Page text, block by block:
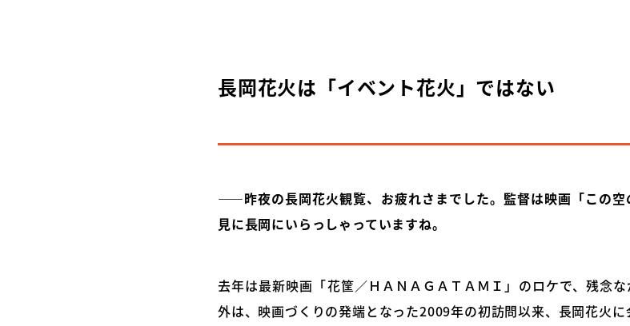
長岡花火は「イベント花火」ではない
――昨夜の長岡花火観覧、お疲れさまでした。監督は映画「この
見に長岡にいらっしゃっていますね。
去年は最新映画「花筐／ＨＡＮＡＧＡＴＡＭＩ」のロケで、残念
外は、映画づくりの発端となった2009年の初訪問以来、長岡花火に